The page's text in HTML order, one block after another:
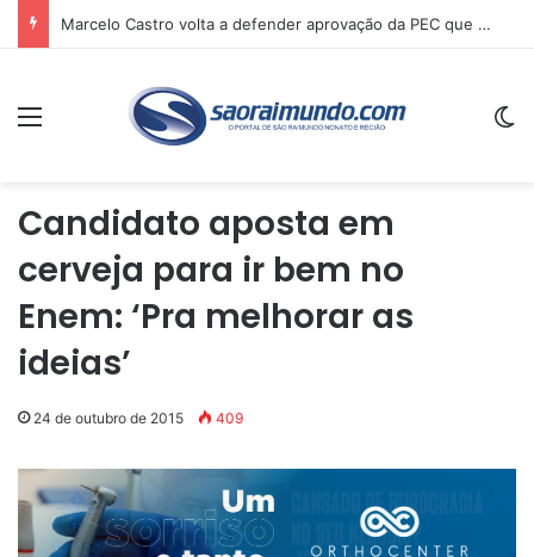
Marcelo Castro volta a defender aprovação da PEC que acaba com a escala 6×1 e avalia clima no Senado
Menu
Candidato aposta em
cerveja para ir bem no
Enem: ‘Pra melhorar as
ideias’
24 de outubro de 2015 409